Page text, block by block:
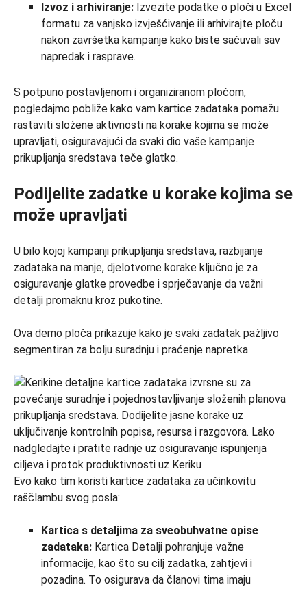
Izvoz i arhiviranje: Izvezite podatke o ploči u Excel
formatu za vanjsko izvješćivanje ili arhivirajte ploču
nakon završetka kampanje kako biste sačuvali sav
napredak i rasprave.
S potpuno postavljenom i organiziranom pločom,
pogledajmo pobliže kako vam kartice zadataka pomažu
rastaviti složene aktivnosti na korake kojima se može
upravljati, osiguravajući da svaki dio vaše kampanje
prikupljanja sredstava teče glatko.
Podijelite zadatke u korake kojima se
može upravljati
U bilo kojoj kampanji prikupljanja sredstava, razbijanje
zadataka na manje, djelotvorne korake ključno je za
osiguravanje glatke provedbe i sprječavanje da važni
detalji promaknu kroz pukotine.
Ova demo ploča prikazuje kako je svaki zadatak pažljivo
segmentiran za bolju suradnju i praćenje napretka.
Evo kako tim koristi kartice zadataka za učinkovitu
raščlambu svog posla:
Kartica s detaljima za sveobuhvatne opise
zadataka: Kartica Detalji pohranjuje važne
informacije, kao što su cilj zadatka, zahtjevi i
pozadina. To osigurava da članovi tima imaju